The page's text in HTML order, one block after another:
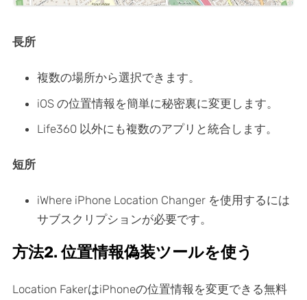
長所
複数の場所から選択できます。
iOS の位置情報を簡単に秘密裏に変更します。
Life360 以外にも複数のアプリと統合します。
短所
iWhere iPhone Location Changer を使用するには
サブスクリプションが必要です。
方法2. 位置情報偽装ツールを使う
Location FakerはiPhoneの位置情報を変更できる無料